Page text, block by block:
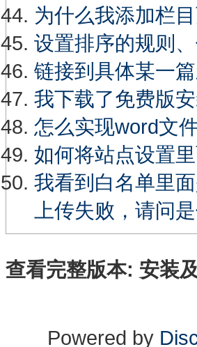
为什么我添加栏
设置排序的规则
链接到具体某一
我下载了免费版
怎么实现word文
如何将站点设置
我看到白名单里
上传失败，请问
查看完整版本: 安装
Powered by